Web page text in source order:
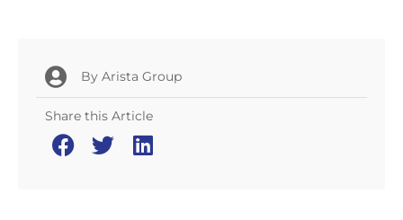
By Arista Group
Share this Article